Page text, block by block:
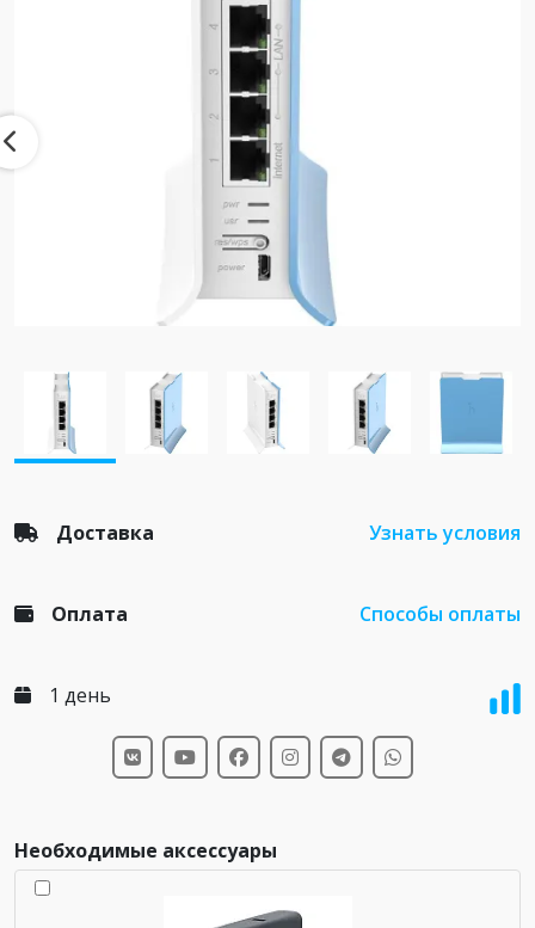
Доставка Узнать условия
Оплата Способы оплаты
1 день
Необходимые аксессуары